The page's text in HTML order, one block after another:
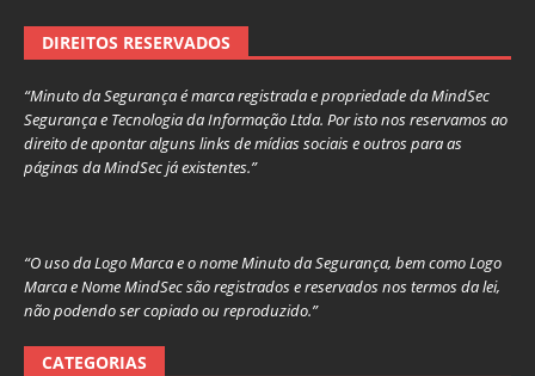
DIREITOS RESERVADOS
“Minuto da Segurança é marca registrada e propriedade da MindSec
Segurança e Tecnologia da Informação Ltda. Por isto nos reservamos ao
direito de apontar alguns links de mídias sociais e outros para as
páginas da MindSec já existentes.”
“O uso da Logo Marca e o nome Minuto da Segurança, bem como Logo
Marca e Nome MindSec são registrados e reservados nos termos da lei,
não podendo ser copiado ou reproduzido.”
CATEGORIAS